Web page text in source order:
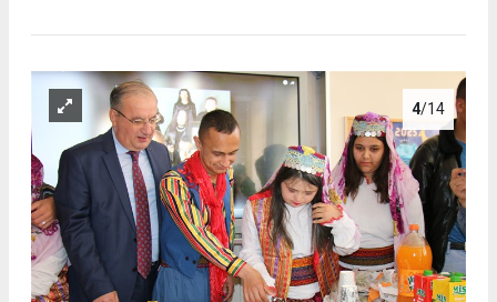
4/14